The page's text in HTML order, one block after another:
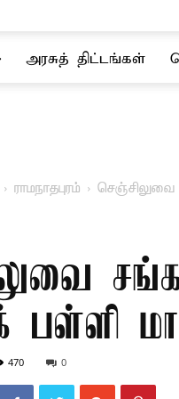
அரசுத் திட்டங்கள்
ராமநாதபுரம்
பள்ளி
470 0